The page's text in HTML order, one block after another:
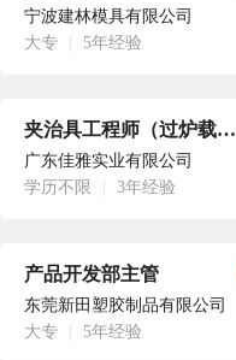
宁波建林模具有限公司
大专
5年经验
夹治具工程师（过炉载具）
广东佳雅实业有限公司
学历不限
3年经验
产品开发部主管
东莞新田塑胶制品有限公司
大专
5年经验